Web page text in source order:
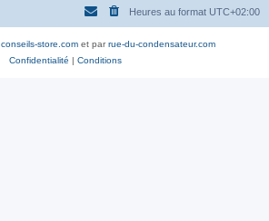
Heures au format UTC+02:00
conseils-store.comet parrue-du-condensateur.com
Confidentialité | Conditions